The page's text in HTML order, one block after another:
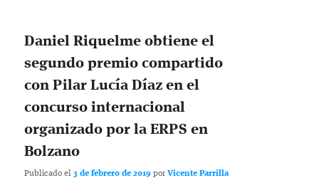
Daniel Riquelme obtiene el
segundo premio compartido
con Pilar Lucía Díaz en el
concurso internacional
organizado por la ERPS en
Bolzano
Publicado el3 de febrero de 2019 porVicente Parrilla